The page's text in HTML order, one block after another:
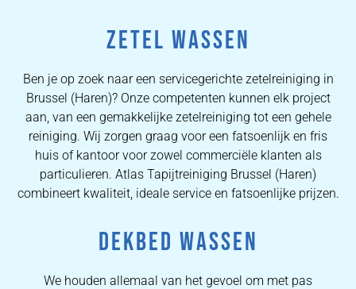
ZETEL WASSEN
Ben je op zoek naar een servicegerichte zetelreiniging in
Brussel (Haren)? Onze competenten kunnen elk project
aan, van een gemakkelijke zetelreiniging tot een gehele
reiniging. Wij zorgen graag voor een fatsoenlijk en fris
huis of kantoor voor zowel commerciële klanten als
particulieren. Atlas Tapijtreiniging Brussel (Haren)
combineert kwaliteit, ideale service en fatsoenlijke prijzen.
DEKBED WASSEN
We houden allemaal van het gevoel om met pas